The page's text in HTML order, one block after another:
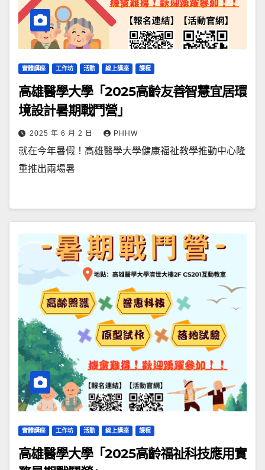
實體講座 工作坊 活動 線上講座 課程
高雄醫學大學「2025高齡友善智慧宜居環
境設計暑期戰鬥營」
2025 年 6 月 2 日 PHHW
就在今年暑假！高雄醫學大學健康福祉教學推動中心隆
重推出兩場暑
實體講座 工作坊 活動 線上講座 課程
高雄醫學大學「2025高齡福祉科技應用實